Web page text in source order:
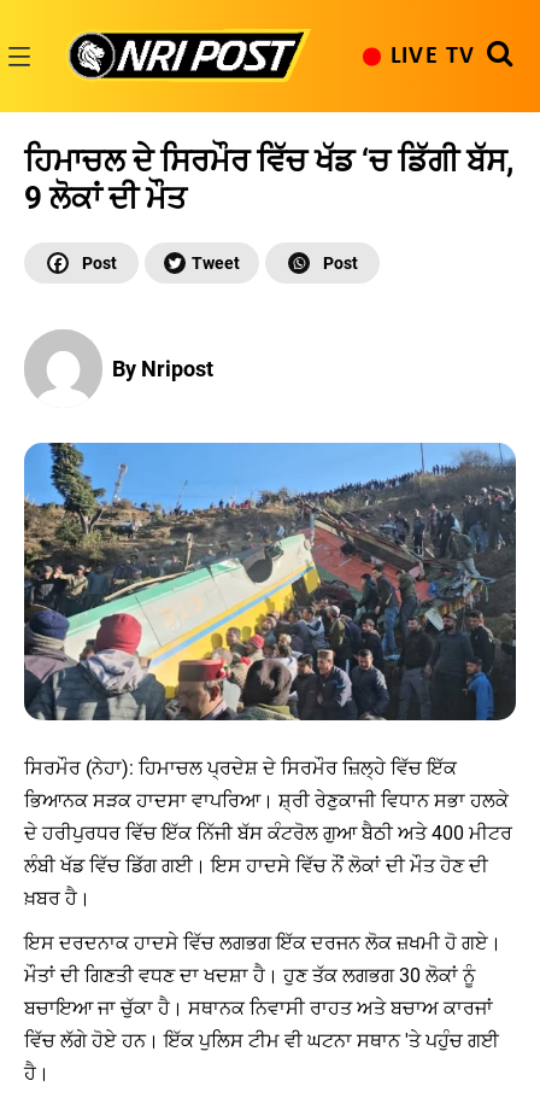
content
LIVE TV
ਹਿਮਾਚਲ ਦੇ ਸਿਰਮੌਰ ਵਿੱਚ ਖੱਡ ‘ਚ ਡਿੱਗੀ ਬੱਸ,
9 ਲੋਕਾਂ ਦੀ ਮੌਤ
By Nripost
ਸਿਰਮੌਰ (ਨੇਹਾ): ਹਿਮਾਚਲ ਪ੍ਰਦੇਸ਼ ਦੇ ਸਿਰਮੌਰ ਜ਼ਿਲ੍ਹੇ ਵਿੱਚ ਇੱਕ
ਭਿਆਨਕ ਸੜਕ ਹਾਦਸਾ ਵਾਪਰਿਆ। ਸ਼੍ਰੀ ਰੇਣੁਕਾਜੀ ਵਿਧਾਨ ਸਭਾ ਹਲਕੇ
ਦੇ ਹਰੀਪੁਰਧਰ ਵਿੱਚ ਇੱਕ ਨਿੱਜੀ ਬੱਸ ਕੰਟਰੋਲ ਗੁਆ ਬੈਠੀ ਅਤੇ 400 ਮੀਟਰ
ਲੰਬੀ ਖੱਡ ਵਿੱਚ ਡਿੱਗ ਗਈ। ਇਸ ਹਾਦਸੇ ਵਿੱਚ ਨੌਂ ਲੋਕਾਂ ਦੀ ਮੌਤ ਹੋਣ ਦੀ
ਖ਼ਬਰ ਹੈ।
ਇਸ ਦਰਦਨਾਕ ਹਾਦਸੇ ਵਿੱਚ ਲਗਭਗ ਇੱਕ ਦਰਜਨ ਲੋਕ ਜ਼ਖਮੀ ਹੋ ਗਏ।
ਮੌਤਾਂ ਦੀ ਗਿਣਤੀ ਵਧਣ ਦਾ ਖਦਸ਼ਾ ਹੈ। ਹੁਣ ਤੱਕ ਲਗਭਗ 30 ਲੋਕਾਂ ਨੂੰ
ਬਚਾਇਆ ਜਾ ਚੁੱਕਾ ਹੈ। ਸਥਾਨਕ ਨਿਵਾਸੀ ਰਾਹਤ ਅਤੇ ਬਚਾਅ ਕਾਰਜਾਂ
ਵਿੱਚ ਲੱਗੇ ਹੋਏ ਹਨ। ਇੱਕ ਪੁਲਿਸ ਟੀਮ ਵੀ ਘਟਨਾ ਸਥਾਨ 'ਤੇ ਪਹੁੰਚ ਗਈ
ਹੈ।